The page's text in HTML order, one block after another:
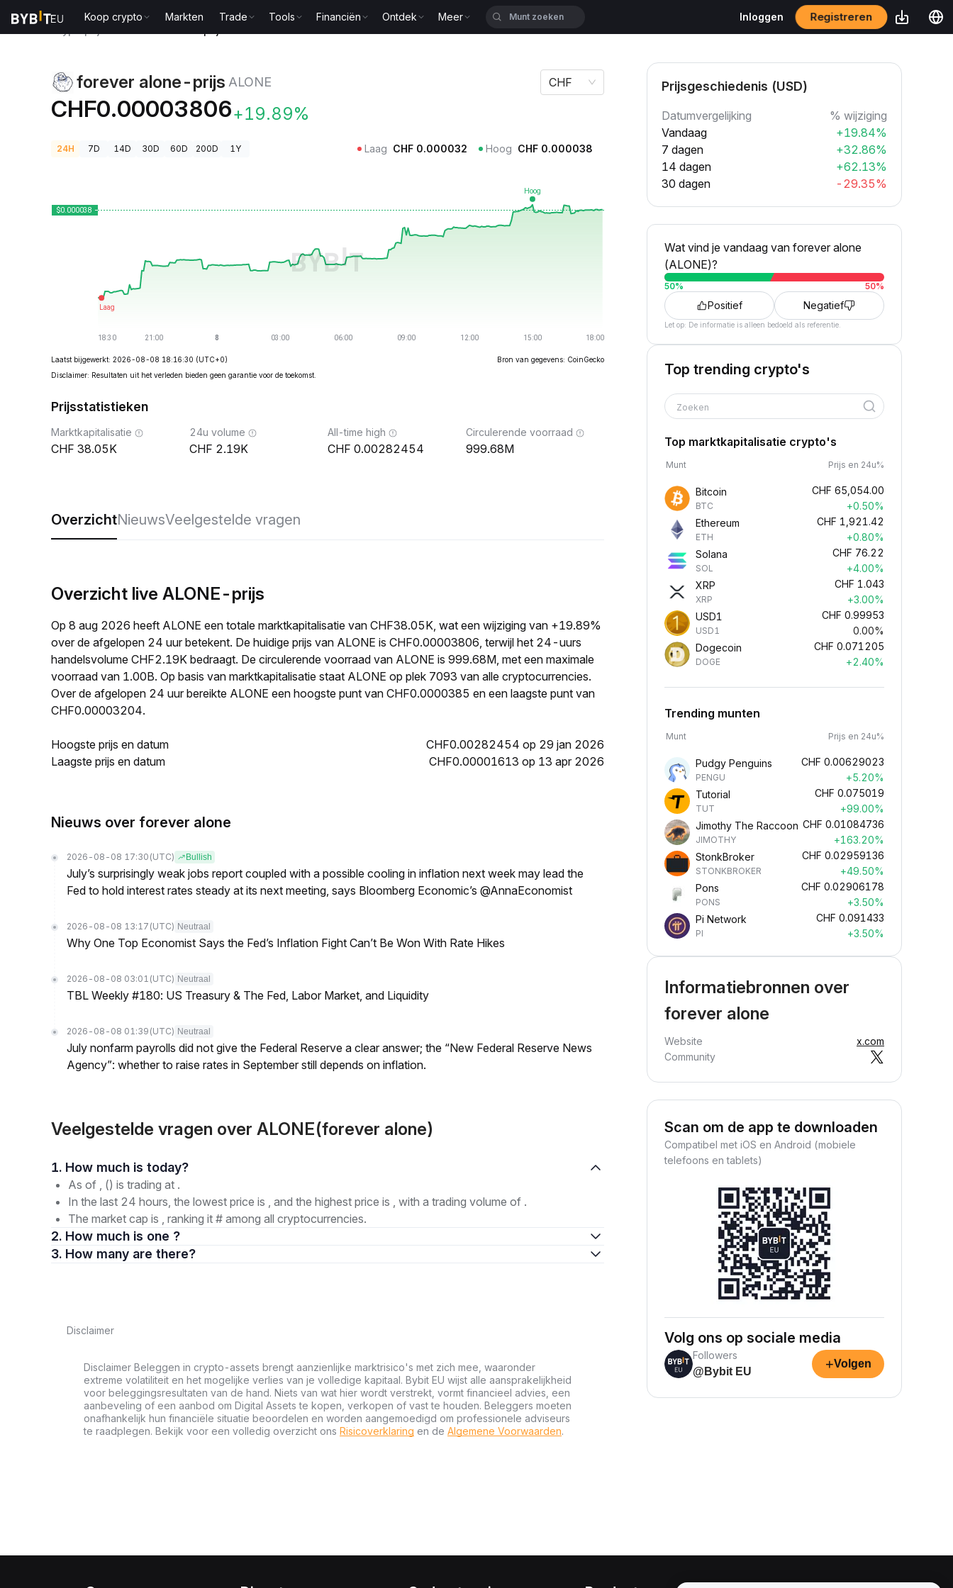
Koop crypto Markten Trade Tools Financiën Ontdek Meer Inloggen Registreren
forever alone-prijs ALONE
CHF0.00003806+19.89%
CHF
24H 7D 14D 30D 60D 200D 1Y Laag CHF 0.000032 Hoog CHF 0.000038
Laatst bijgewerkt: 2026-08-08 18:16:30 (UTC+0)
Bron van gegevens: CoinGecko
Disclaimer: Resultaten uit het verleden bieden geen garantie voor de toekomst.
Prijsstatistieken
Marktkapitalisatie
38.05K
24u volume
2.19K
All-time high
0.00282454
Circulerende voorraad
999.68M
OverzichtNieuwsVeelgestelde vragen
Overzicht live ALONE-prijs
Op 8 aug 2026 heeft ALONE een totale marktkapitalisatie van CHF38.05K, wat een wijziging van +19.89%
over de afgelopen 24 uur betekent. De huidige prijs van ALONE is CHF0.00003806, terwijl het 24-uurs
handelsvolume CHF2.19K bedraagt. De circulerende voorraad van ALONE is 999.68M, met een maximale
voorraad van 1.00B. Op basis van marktkapitalisatie staat ALONE op plek 7093 van alle cryptocurrencies.
Over de afgelopen 24 uur bereikte ALONE een hoogste punt van CHF0.0000385 en een laagste punt van
CHF0.00003204.
Hoogste prijs en datum
CHF0.00282454 op 29 jan 2026
Laagste prijs en datum
CHF0.00001613 op 13 apr 2026
Nieuws over forever alone
2026-08-08 17:30 (UTC) Bullish
July’s surprisingly weak jobs report coupled with a possible cooling in inflation next week may lead the
Fed to hold interest rates steady at its next meeting, says Bloomberg Economic’s @AnnaEconomist
2026-08-08 13:17 (UTC) Neutraal
Why One Top Economist Says the Fed’s Inflation Fight Can’t Be Won With Rate Hikes
2026-08-08 03:01 (UTC) Neutraal
TBL Weekly #180: US Treasury & The Fed, Labor Market, and Liquidity
2026-08-08 01:39 (UTC) Neutraal
July nonfarm payrolls did not give the Federal Reserve a clear answer; the “New Federal Reserve News
Agency”: whether to raise rates in September still depends on inflation.
Veelgestelde vragen over ALONE(forever alone)
1. How much is today?
As of , () is trading at .
In the last 24 hours, the lowest price is , and the highest price is , with a trading volume of .
The market cap is , ranking it # among all cryptocurrencies.
2. How much is one ?
3. How many are there?
Disclaimer
Disclaimer Beleggen in crypto-assets brengt aanzienlijke marktrisico's met zich mee, waaronder
extreme volatiliteit en het mogelijke verlies van je volledige kapitaal. Bybit EU wijst alle aansprakelijkheid
voor beleggingsresultaten van de hand. Niets van wat hier wordt verstrekt, vormt financieel advies, een
aanbeveling of een aanbod om Digital Assets te kopen, verkopen of vast te houden. Beleggers moeten
onafhankelijk hun financiële situatie beoordelen en worden aangemoedigd om professionele adviseurs
te raadplegen. Bekijk voor een volledig overzicht ons Risicoverklaring en de Algemene Voorwaarden.
Prijsgeschiedenis (USD)
Datumvergelijking
% wijziging
Vandaag
+19.84%
7 dagen
+32.86%
14 dagen
+62.13%
30 dagen
-29.35%
Wat vind je vandaag van forever alone
(ALONE)?
50% 50%
Positief Negatief
Let op: De informatie is alleen bedoeld als referentie.
Top trending crypto's
Zoeken
Top marktkapitalisatie crypto's
Munt Prijs en 24u%
Bitcoin
BTC
CHF 65,054.00
+0.50%
Ethereum
ETH
CHF 1,921.42
+0.80%
Solana
SOL
CHF 76.22
+4.00%
XRP
XRP
CHF 1.043
+3.00%
USD1
USD1
CHF 0.99953
0.00%
Dogecoin
DOGE
CHF 0.071205
+2.40%
Trending munten
Munt Prijs en 24u%
Pudgy Penguins
PENGU
CHF 0.00629023
+5.20%
Tutorial
TUT
CHF 0.075019
+99.00%
Jimothy The Raccoon
JIMOTHY
CHF 0.01084736
+163.20%
StonkBroker
STONKBROKER
CHF 0.02959136
+49.50%
Pons
PONS
CHF 0.02906178
+3.50%
Pi Network
PI
CHF 0.091433
+3.50%
Informatiebronnen over
forever alone
Website
x.com
Community
Scan om de app te downloaden
Compatibel met iOS en Android (mobiele
telefoons en tablets)
Volg ons op sociale media
Followers
@Bybit EU
+Volgen